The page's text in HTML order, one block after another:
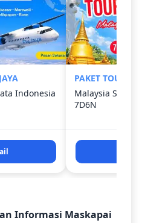
Indonesia
PAKET TOUR 3
Malaysia
7D6N
Informasi Maskapai